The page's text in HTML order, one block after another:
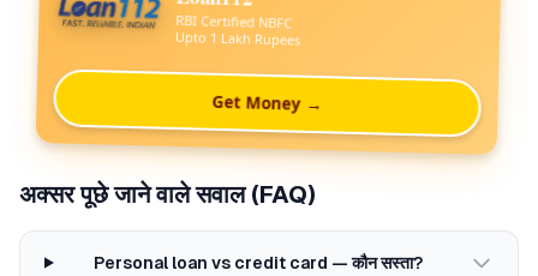
RBI Certified NBFC
Upto 1 Lakh Rupees
Get Money →
अक्सर पूछे जाने वाले सवाल (FAQ)
Personal loan vs credit card — कौन सस्ता?